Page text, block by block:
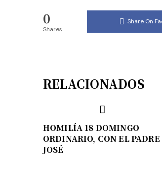
0
Shares
Share On
RELACIONADOS
HOMILÍA 18 DOMINGO
ORDINARIO, CON EL PADRE
JOSÉ